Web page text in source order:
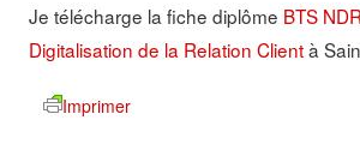
Je télécharge la fiche diplôme BTS
Digitalisation de la Relation Clientà
Imprimer